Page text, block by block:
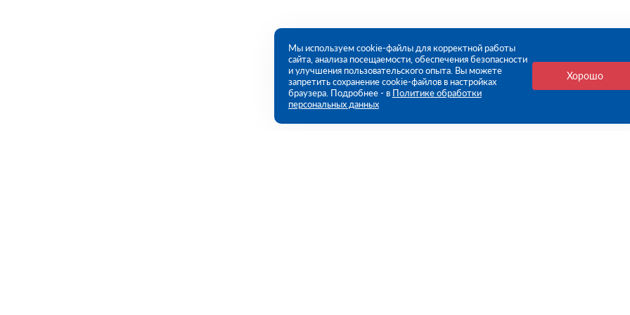
Мы используем cookie-файлы для корректной работы
сайта, анализа посещаемости, обеспечения безопасности
и улучшения пользовательского опыта. Вы можете
запретить сохранение cookie-файлов в настройках
браузера. Подробнее - в Политике обработки
персональных данных
Хорошо